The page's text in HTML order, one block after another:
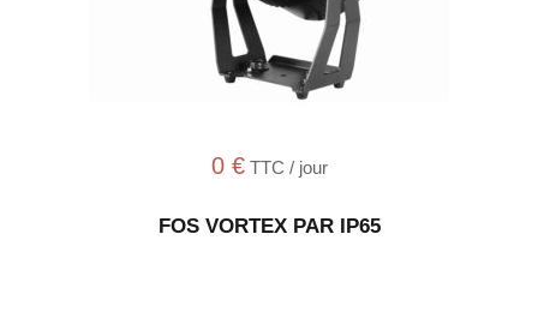
0 €TTC / jour
FOS VORTEX PAR IP65